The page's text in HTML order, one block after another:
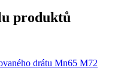
produktů